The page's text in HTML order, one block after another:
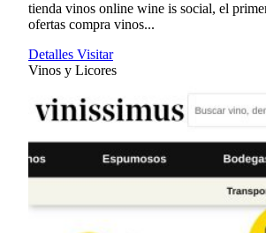
tienda vinos online wine is social, el
ofertas compra vinos...
Detalles Visitar
Vinos y Licores